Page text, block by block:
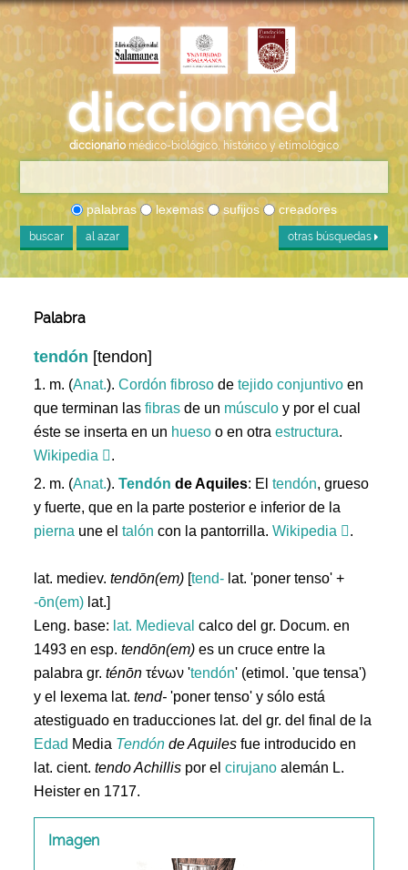
diccionario médico-biológico, histórico y etimológico
palabras lexemas sufijos creadores
buscar al azar otras búsquedas
Palabra
tendón [tendon]
1. m. (Anat.).Cordón fibroso detejido conjuntivo en
que terminan lasfibras de un músculo y por el cual
éste se inserta en un hueso o en otraestructura.
Wikipedia
.
2. m. (Anat.).Tendón de Aquiles: Eltendón, grueso
y fuerte, que en la parte posterior e inferior de la
pierna une eltalón con la pantorrilla.Wikipedia .
lat. mediev.tendōn(em) [tend- lat. 'poner tenso' +
-ōn(em) lat.]
Leng. base: lat. Medieval calco del gr. Docum. en
1493 en esp.tendōn(em) es un cruce entre la
palabra gr.ténōn τένων 'tendón' (etimol. 'que tensa')
y el lexema lat.tend- 'poner tenso' y sólo está
atestiguado en traducciones lat. del gr. del final de la
Edad Media Tendón de Aquiles fue introducido en
lat. cient.tendo Achillis por elcirujano alemán L.
Heister en 1717.
Imagen